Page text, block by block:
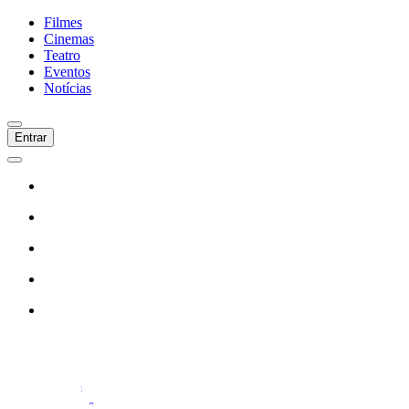
Filmes
Cinemas
Teatro
Eventos
Notícias
Entrar
Filmes
Cinemas